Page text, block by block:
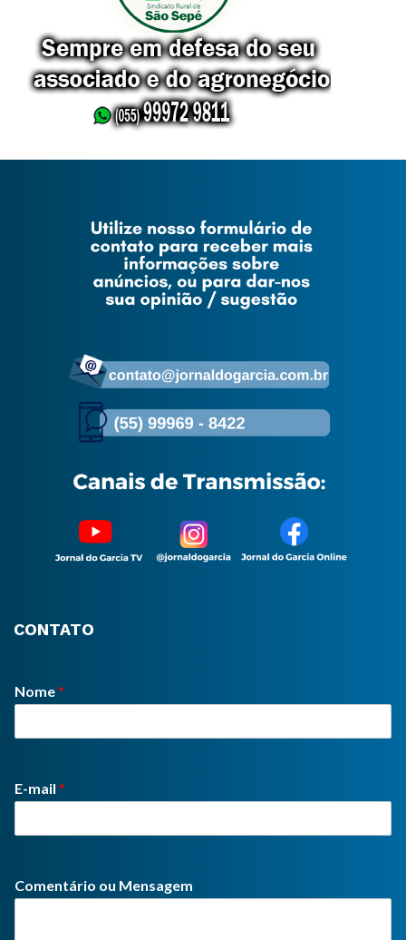
CONTATO
Nome*
E-mail *
Comentário ou Mensagem